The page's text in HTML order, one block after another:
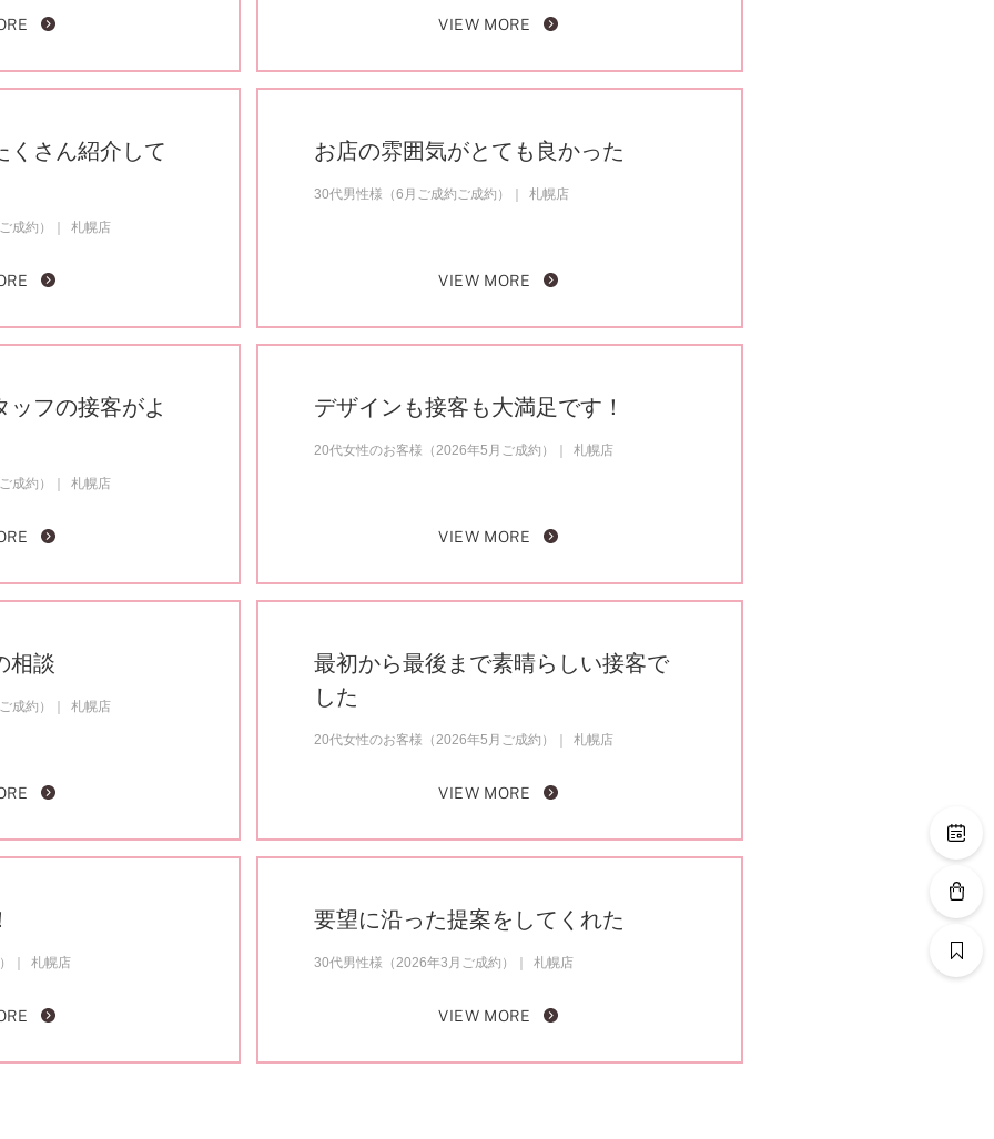
VIEW MORE
くさん紹介して
成約） 札幌店
お店の雰囲気がとても良かった
30代男性様（6月ご成約ご成約） 札幌店
VIEW MORE
ッフの接客がよ
成約） 札幌店
デザインも接客も大満足です！
20代女性のお客様（2026年5月ご成約） 札幌店
VIEW MORE
相談
成約） 札幌店
最初から最後まで素晴らしい接客で
した
20代女性のお客様（2026年5月ご成約） 札幌店
VIEW MORE
札幌店
要望に沿った提案をしてくれた
30代男性様（2026年3月ご成約） 札幌店
VIEW MORE